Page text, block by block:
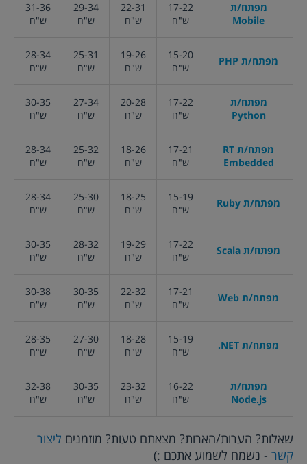
מפתח/ת
Mobile
17-22
ש"ח
22-31
ש"ח
29-34
ש"ח
31-36
ש"ח
מפתח/ת PHP
15-20
ש"ח
19-26
ש"ח
25-31
ש"ח
28-34
ש"ח
מפתח/ת
Python
17-22
ש"ח
20-28
ש"ח
27-34
ש"ח
30-35
ש"ח
מפתח/ת RT
Embedded
17-21
ש"ח
18-26
ש"ח
25-32
ש"ח
28-34
ש"ח
מפתח/ת Ruby
15-19
ש"ח
18-25
ש"ח
25-30
ש"ח
28-34
ש"ח
מפתח/ת Scala
17-22
ש"ח
19-29
ש"ח
28-32
ש"ח
30-35
ש"ח
מפתח/ת Web
17-21
ש"ח
22-32
ש"ח
30-35
ש"ח
30-38
ש"ח
מפתח/ת .NET
15-19
ש"ח
18-28
ש"ח
27-30
ש"ח
28-35
ש"ח
מפתח/ת
Node.js
16-22
ש"ח
23-32
ש"ח
30-35
ש"ח
32-38
ש"ח
שאלות? הערות/הארות? מצאתם טעות? מוזמנים ליצור
קשר - נשמח לשמוע אתכם :)